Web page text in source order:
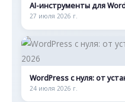
AI-инструменты для
27 июля 2026 г.
WordPress с нуля: от
24 июля 2026 г.